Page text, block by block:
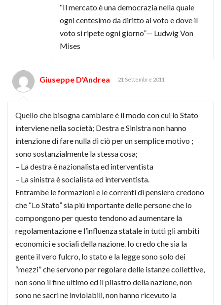
“Il mercato è una democrazia nella quale
ogni centesimo da diritto al voto e dove il
voto si ripete ogni giorno”— Ludwig Von
Mises
Giuseppe D'Andrea 21 Settembre 2011
Quello che bisogna cambiare è il modo con cui lo Stato
interviene nella società; Destra e Sinistra non hanno
intenzione di fare nulla di ciò per un semplice motivo ;
sono sostanzialmente la stessa cosa;
– La destra è nazionalista ed interventista
– La sinistra è socialista ed interventista.
Entrambe le formazioni e le correnti di pensiero credono
che “Lo Stato” sia più importante delle persone che lo
compongono per questo tendono ad aumentare la
regolamentazione e l’influenza statale in tutti gli ambiti
economici e sociali della nazione. Io credo che sia la
gente il vero fulcro, lo stato e la legge sono solo dei
“mezzi” che servono per regolare delle istanze collettive,
non sono il fine ultimo ed il pilastro della nazione, non
sono ne sacri ne inviolabili, non hanno ricevuto la